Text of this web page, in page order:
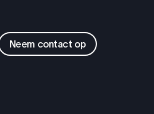
Neem contact op